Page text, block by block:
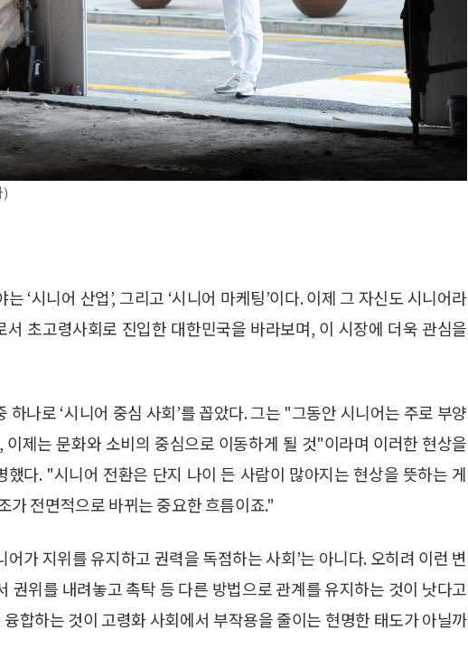
‘시니어 산업’, 그리고 ‘시니어 마케팅’이다. 이제 그 자신도 시니어라
초고령사회로 진입한 대한민국을 바라보며, 이 시장에 더욱 관심을
하나로 ‘시니어 중심 사회’를 꼽았다. 그는 "그동안 시니어는 주로 부양
제는 문화와 소비의 중심으로 이동하게 될 것"이라며 이러한 현상을
했다. "시니어 전환은 단지 나이 든 사람이 많아지는 현상을 뜻하는 게
가 전면적으로 바뀌는 중요한 흐름이죠."
가 지위를 유지하고 권력을 독점하는 사회’는 아니다. 오히려 이런 변
권위를 내려놓고 촉탁 등 다른 방법으로 관계를 유지하는 것이 낫다고
합하는 것이 고령화 사회에서 부작용을 줄이는 현명한 태도가 아닐까